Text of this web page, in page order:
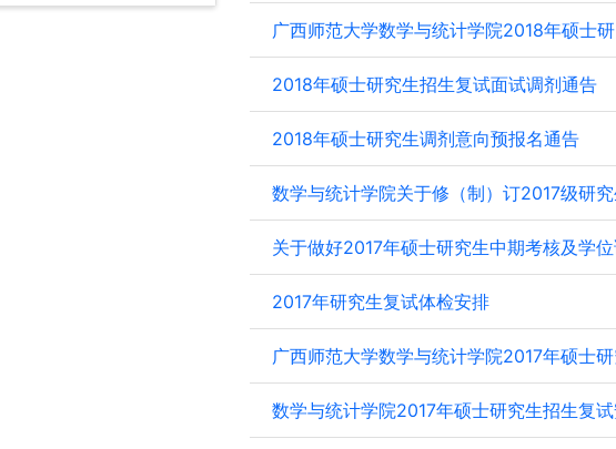
广西师范大学数学与统计学院2018年硕士
2018年硕士研究生招生复试面试调剂通告
2018年硕士研究生调剂意向预报名通告
数学与统计学院关于修（制）订2017级研
关于做好2017年硕士研究生中期考核及学
2017年研究生复试体检安排
广西师范大学数学与统计学院2017年硕士
数学与统计学院2017年硕士研究生招生复